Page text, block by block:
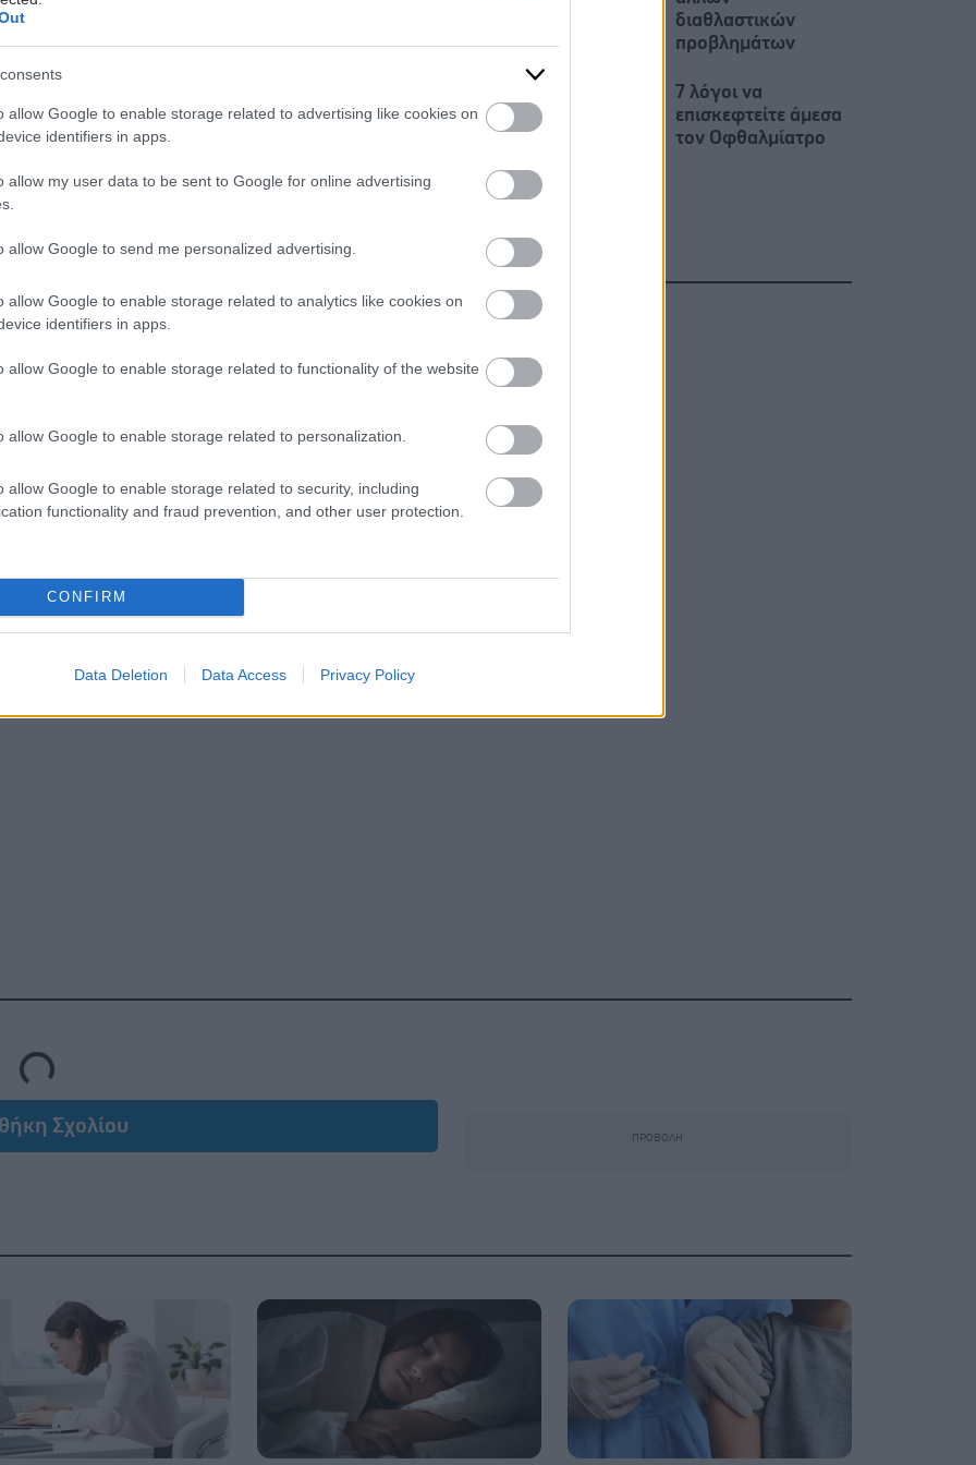
allow Google to enable storage related to advertising like cookies on
identifiers in apps.
allow my user data to be sent to Google for online advertising
allow Google to send me personalized advertising.
allow Google to enable storage related to analytics like cookies on
identifiers in apps.
allow Google to enable storage related to functionality of the website
allow Google to enable storage related to personalization.
allow Google to enable storage related to security, including
functionality and fraud prevention, and other user protection.
CONFIRM
Data Deletion Data Access Privacy Policy
διαθλαστικών
προβλημάτων
7 λόγοι να
επισκεφτείτε άμεσα
τον Οφθαλμίατρο
Loading...
Σχολίου